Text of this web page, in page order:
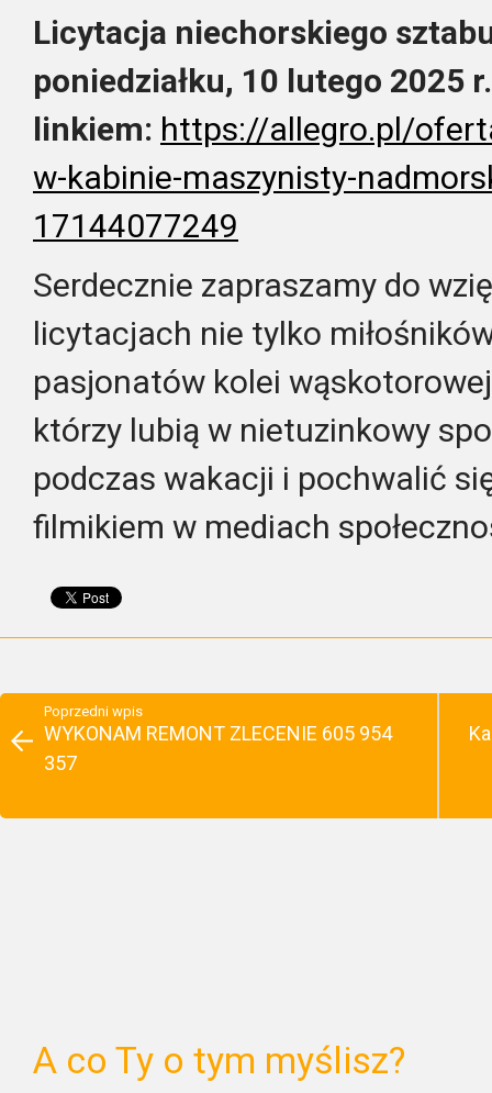
Licytacja niechorskiego
poniedziałku, 10 lutego 2025
linkiem: https://allegro.pl/
w-kabinie-maszynisty-
17144077249
Serdecznie zapraszamy do
licytacjach nie tylko
pasjonatów kolei
którzy lubią w nietuzinkowy
podczas wakacji i pochwalić
filmikiem w mediach
Poprzedni wpis
WYKONAM REMONT ZLECENIE 605 954
357
A co Ty o tym myślisz?